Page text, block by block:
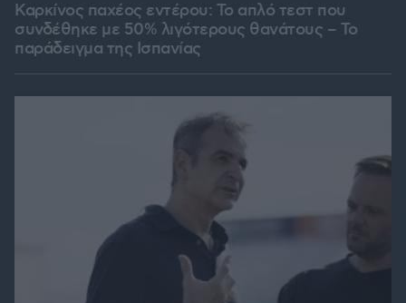
Καρκίνος παχέος εντέρου: Το απλό τεστ που
συνδέθηκε με 50% λιγότερους θανάτους – Το
παράδειγμα της Ισπανίας